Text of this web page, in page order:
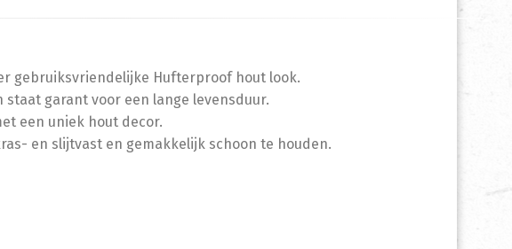
gebruiksvriendelijke Hufterproof hout look.
garant voor een lange levensduur.
een uniek hout decor.
en slijtvast en gemakkelijk schoon te houden.